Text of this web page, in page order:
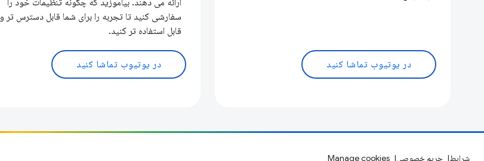
در یوتیوب تماشا کنید
ارائه می دهند. بیاموزید که چگونه تنظیمات خود را
سفارشی کنید تا تجربه را برای شما قابل دسترس تر و
قابل استفاده تر کنید.
در یوتیوب تماشا کنید
شرایط حریم خصوصی Manage cookies